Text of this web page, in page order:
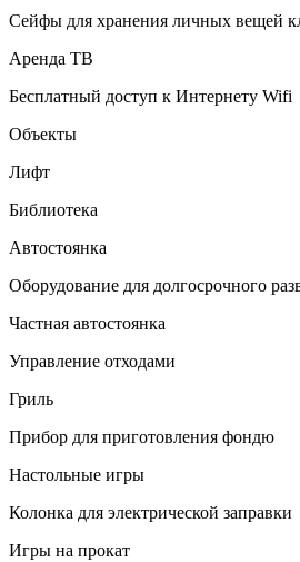
Сейфы для хранения личных вещей
Аренда ТВ
Бесплатный доступ к Интернету Wifi
Объекты
Лифт
Библиотека
Автостоянка
Оборудование для долгосрочного
Частная автостоянка
Управление отходами
Гриль
Прибор для приготовления фондю
Настольные игры
Колонка для электрической заправки
Игры на прокат